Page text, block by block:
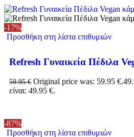
-17%
Προσθήκη στη λίστα επιθυμιών
Refresh Γυναικεία Πέδιλα
59.95€ Original price was: 59.95 €.
είναι: 49.95 €.
-87%
Προσθήκη στη λίστα επιθυμιών